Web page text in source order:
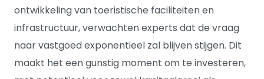
ontwikkeling van toeristische faciliteiten en
infrastructuur, verwachten experts dat de vraag
naar vastgoed exponentieel zal blijven stijgen. Dit
maakt het een gunstig moment om te investeren,